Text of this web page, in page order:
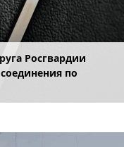
Росгвардии
по